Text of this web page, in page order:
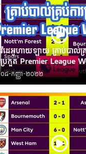
វីដេអូហាយឡាយ គ្រាប់បាល់គ្
ប្រកួត Premier League
០៨-កញ្ញា-២០២២